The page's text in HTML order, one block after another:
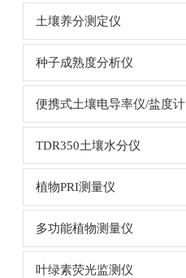
土壤养分测定仪
种子成熟度分析仪
便携式土壤电导率仪/盐度计
TDR350土壤水分仪
植物PRI测量仪
多功能植物测量仪
叶绿素荧光监测仪